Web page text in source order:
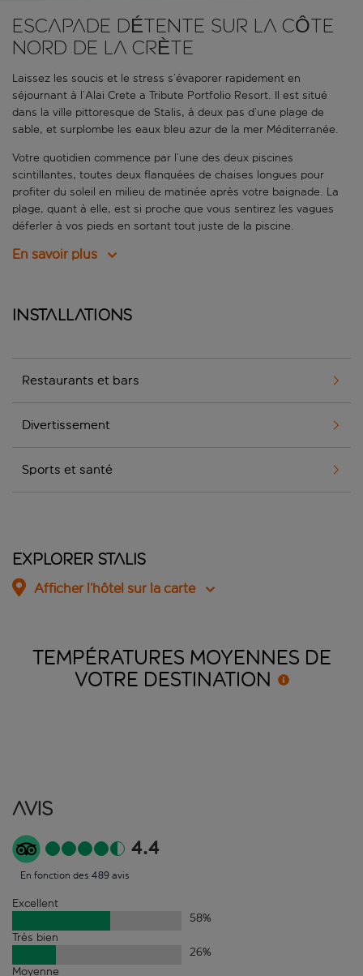
ESCAPADE DÉTENTE SUR LA CÔTE
NORD DE LA CRÈTE
Laissez les soucis et le stress s’évaporer rapidement en
séjournant à l’Alai Crete a Tribute Portfolio Resort. Il est situé
dans la ville pittoresque de Stalis, à deux pas d’une plage de
sable, et surplombe les eaux bleu azur de la mer Méditerranée.
Votre quotidien commence par l’une des deux piscines
scintillantes, toutes deux flanquées de chaises longues pour
profiter du soleil en milieu de matinée après votre baignade. La
plage, quant à elle, est si proche que vous sentirez les vagues
déferler à vos pieds en sortant tout juste de la piscine.
En savoir plus
Installations
Restaurants et bars
Divertissement
Sports et santé
Explorer Stalis
Afficher l’hôtel sur la carte
TEMPÉRATURES MOYENNES DE
VOTRE DESTINATION
Avis
4.4
En fonction des 489 avis
Excellent
58%
Très bien
26%
Moyenne